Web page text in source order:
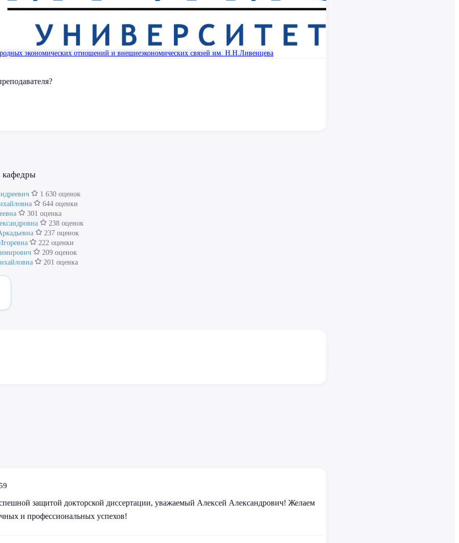
экономических отношений и внешнеэкономических связей им. Н.Н.Ливенцева
кафедры
1 630 оценок
644 оценки
301 оценка
238 оценок
237 оценок
222 оценки
209 оценок
201 оценка
защитой докторской диссертации, уважаемый Алексей Александрович! Желаем
и профессиональных успехов!